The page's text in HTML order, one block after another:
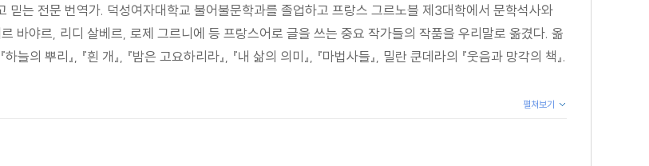
믿는 전문 번역가. 덕성여자대학교 불어불문학과를 졸업하고 프랑스 그르노블 제3대학에서 문학석사와
바야르, 리디 살베르, 로제 그르니에 등 프랑스어로 글을 쓰는 중요 작가들의 작품을 우리말로 옮겼다. 옮
의 뿌리』, 『흰 개』, 『밤은 고요하리라』, 『내 삶의 의미』, 『마법사들』, 밀란 쿤데라의 『웃음과 망각의 책』.
펼쳐보기